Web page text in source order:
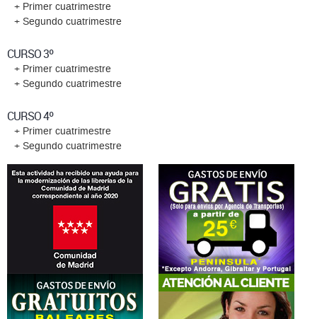
+ Primer cuatrimestre
+ Segundo cuatrimestre
CURSO 3º
+ Primer cuatrimestre
+ Segundo cuatrimestre
CURSO 4º
+ Primer cuatrimestre
+ Segundo cuatrimestre